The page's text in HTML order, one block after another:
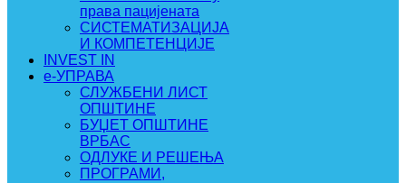
права пацијената
СИСТЕМАТИЗАЦИЈА
И КОМПЕТЕНЦИЈЕ
INVEST IN
e-УПРАВА
СЛУЖБЕНИ ЛИСТ
ОПШТИНЕ
БУЏЕТ ОПШТИНЕ
ВРБАС
ОДЛУКЕ И РЕШЕЊА
ПРОГРАМИ,